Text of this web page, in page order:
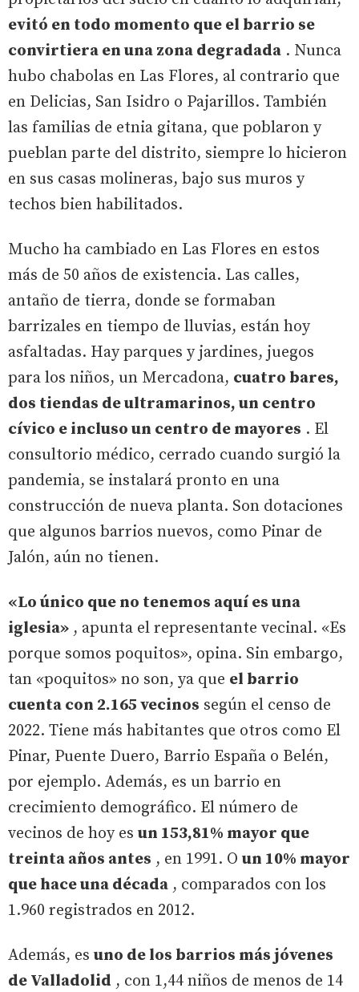
evitó en todo momento que el barrio se
convirtiera en una zona degradada . Nunca
hubo chabolas en Las Flores, al contrario que
en Delicias, San Isidro o Pajarillos. También
las familias de etnia gitana, que poblaron y
pueblan parte del distrito, siempre lo hicieron
en sus casas molineras, bajo sus muros y
techos bien habilitados.
Mucho ha cambiado en Las Flores en estos
más de 50 años de existencia. Las calles,
antaño de tierra, donde se formaban
barrizales en tiempo de lluvias, están hoy
asfaltadas. Hay parques y jardines, juegos
para los niños, un Mercadona, cuatro bares,
dos tiendas de ultramarinos, un centro
cívico e incluso un centro de mayores . El
consultorio médico, cerrado cuando surgió la
pandemia, se instalará pronto en una
construcción de nueva planta. Son dotaciones
que algunos barrios nuevos, como Pinar de
Jalón, aún no tienen.
«Lo único que no tenemos aquí es una
iglesia» , apunta el representante vecinal. «Es
porque somos poquitos», opina. Sin embargo,
tan «poquitos» no son, ya que el barrio
cuenta con 2.165 vecinos según el censo de
2022. Tiene más habitantes que otros como El
Pinar, Puente Duero, Barrio España o Belén,
por ejemplo. Además, es un barrio en
crecimiento demográfico. El número de
vecinos de hoy es un 153,81% mayor que
treinta años antes , en 1991. O un 10% mayor
que hace una década , comparados con los
1.960 registrados en 2012.
Además, es uno de los barrios más jóvenes
de Valladolid , con 1,44 niños de menos de 14